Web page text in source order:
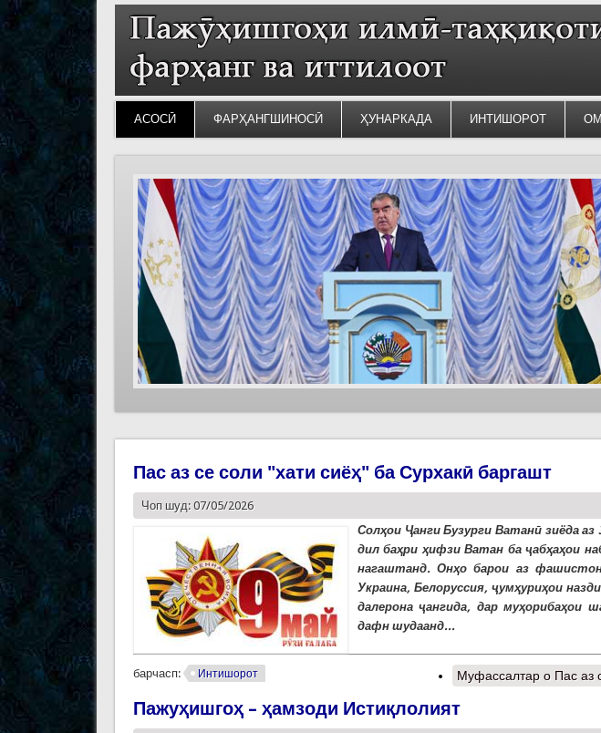
АСОСӢ ФАРҲАНГШИНОСӢ ҲУНАРКАДА ИНТИШОРОТ
Пас аз се соли "хати сиёҳ" ба Сурхакӣ баргашт
Чоп шуд: 07/05/2026
Солҳои Ҷанги Бузурги Ватанӣ зиёда
дил баҳри ҳифзи Ватан ба ҷабҳаҳои
нагаштанд. Онҳо барои аз
Украина, Белоруссия, ҷумҳуриҳои
далерона ҷангида, дар муҳорибаҳои
дафн шудаанд...
барчасп: Интишорот Муфассалтар о Пас аз
Пажуҳишгоҳ – ҳамзоди Истиқлолият